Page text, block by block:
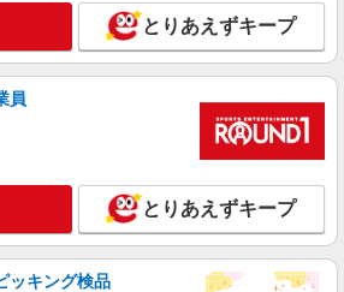
種に詳しくなれる携帯販売
】
給1700円〜 ※残業代支給 ★交通費別途支給
社祝い金10万円支給(規定有) お友達を紹介
払い可能（規程有）★ ゜・。○。・゜
。○。・゜+゜
詳細を見る
とりあえずキープ
員
とりあえずキープ
ッキング検品